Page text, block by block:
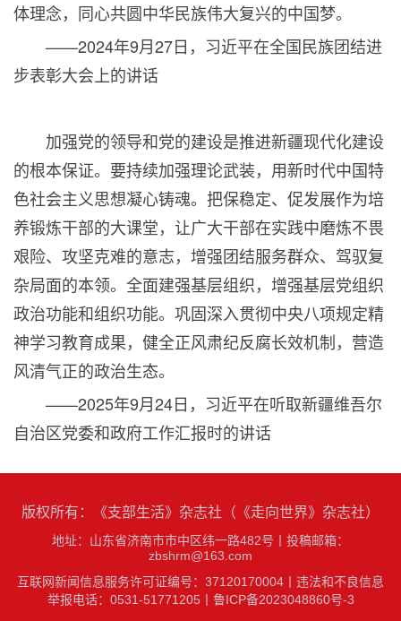
体理念，同心共圆中华民族伟大复兴的中国梦。
——2024年9月27日，习近平在全国民族团结进
步表彰大会上的讲话
加强党的领导和党的建设是推进新疆现代化建设
的根本保证。要持续加强理论武装，用新时代中国特
色社会主义思想凝心铸魂。把保稳定、促发展作为培
养锻炼干部的大课堂，让广大干部在实践中磨炼不畏
艰险、攻坚克难的意志，增强团结服务群众、驾驭复
杂局面的本领。全面建强基层组织，增强基层党组织
政治功能和组织功能。巩固深入贯彻中央八项规定精
神学习教育成果，健全正风肃纪反腐长效机制，营造
风清气正的政治生态。
——2025年9月24日，习近平在听取新疆维吾尔
自治区党委和政府工作汇报时的讲话
版权所有：《支部生活》杂志社（《走向世界》杂志社）
地址：山东省济南市市中区纬一路482号
投稿邮箱：
zbshrm@163.com
互联网新闻信息服务许可证编号：37120170004丨 违法和不良信息
举报电话：0531-51771205
鲁ICP备2023048860号-3